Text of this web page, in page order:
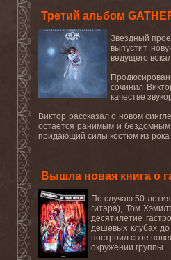
Третий альбом
Звездный
выпустит
ведущего
сочинил
качестве
Виктор рассказал о новом
остается ранимым и
придающий силы костюм из рока
Вышла новая книга о
По случаю 50-летия
гитара), Том
десятилетие
дешевых клубах
построил свое
окружении группы.